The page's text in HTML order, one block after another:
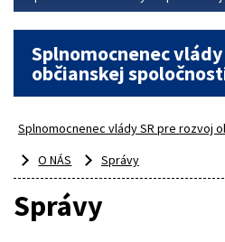
Splnomocnenec
občianskej
Splnomocnenec vlády SR pre rozvoj
O NÁS
Správy
Správy